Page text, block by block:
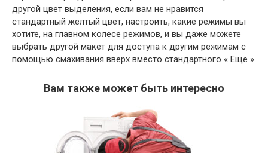
другой цвет выделения, если вам не нравится
стандартный желтый цвет, настроить, какие режимы вы
хотите, на главном колесе режимов, и вы даже можете
выбрать другой макет для доступа к другим режимам с
помощью смахивания вверх вместо стандартного « Еще ».
Вам также может быть интересно